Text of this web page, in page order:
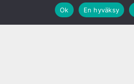
Ok
En hyväksy